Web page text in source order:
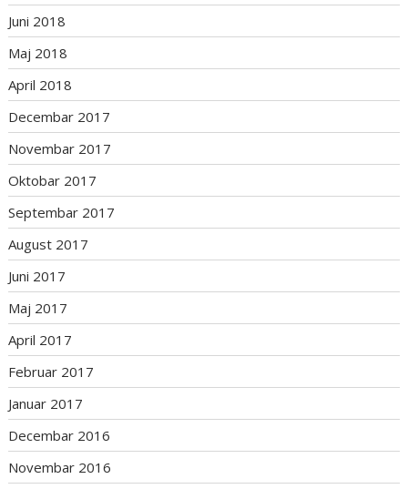
Juni 2018
Maj 2018
April 2018
Decembar 2017
Novembar 2017
Oktobar 2017
Septembar 2017
August 2017
Juni 2017
Maj 2017
April 2017
Februar 2017
Januar 2017
Decembar 2016
Novembar 2016